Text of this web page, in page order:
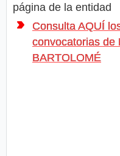
página de la entidad
Consulta AQUÍ
convocatorias de
BARTOLOMÉ